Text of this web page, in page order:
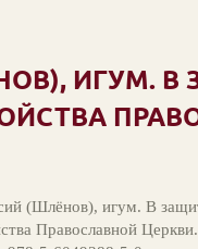
ИГУМ. В
(Шлёнов), игум. В
Православной